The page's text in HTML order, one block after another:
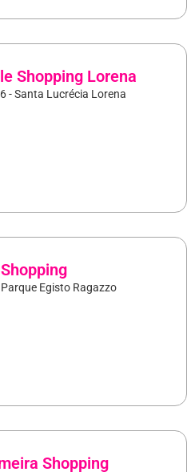
Shopping Lorena
- Santa Lucrécia Lorena
Egisto Ragazzo
Shopping